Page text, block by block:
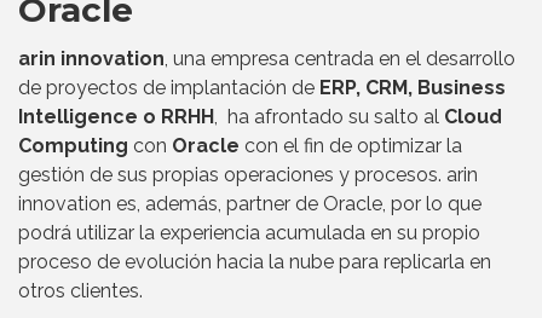
Oracle
arin innovation , una empresa centrada en el desarrollo
de proyectos de implantación de ERP, CRM, Business
Intelligence o RRHH , ha afrontado su salto al Cloud
Computing con Oracle con el fin de optimizar la
gestión de sus propias operaciones y procesos. arin
innovation es, además, partner de Oracle, por lo que
podrá utilizar la experiencia acumulada en su propio
proceso de evolución hacia la nube para replicarla en
otros clientes.